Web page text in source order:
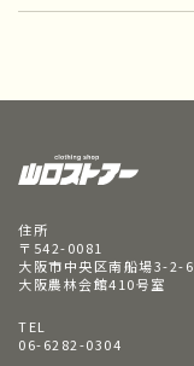
住所
〒542-0081
大阪市中央区南船場3-2-6
大阪農林会館410号室
TEL
06-6282-0304